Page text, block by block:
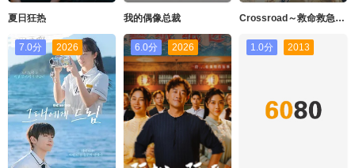
夏日狂热 我的偶像总裁 Crossroad～救命救急的约定
7.0分 2026 6.0分 2026 1.0分 2013